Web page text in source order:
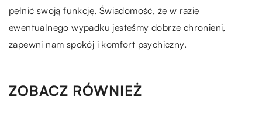
pełnić swoją funkcję. Świadomość, że w razie
ewentualnego wypadku jesteśmy dobrze chronieni,
zapewni nam spokój i komfort psychiczny.
ZOBACZ RÓWNIEŻ